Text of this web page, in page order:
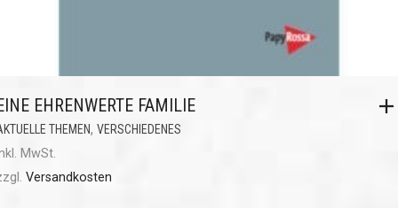
EHRENWERTE FAMILIE
THEMEN, VERSCHIEDENES
MwSt.
Versandkosten